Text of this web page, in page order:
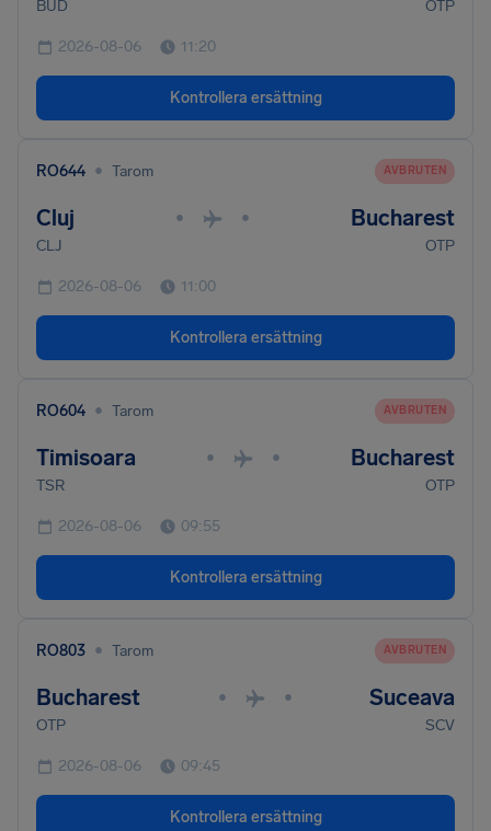
BUD OTP
2026-08-06 11:20
Kontrollera ersättning
RO644 • Tarom AVBRUTEN
Cluj • • Bucharest
CLJ OTP
2026-08-06 11:00
Kontrollera ersättning
RO604 • Tarom AVBRUTEN
Timisoara • • Bucharest
TSR OTP
2026-08-06 09:55
Kontrollera ersättning
RO803 • Tarom AVBRUTEN
Bucharest • • Suceava
OTP SCV
2026-08-06 09:45
Kontrollera ersättning